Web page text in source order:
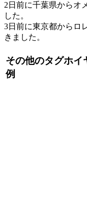
2日前に千葉県からオ
した。
3日前に東京都からロ
きました。
その他のタグホイ
例